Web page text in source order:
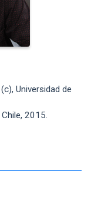
Universidad de
2015.